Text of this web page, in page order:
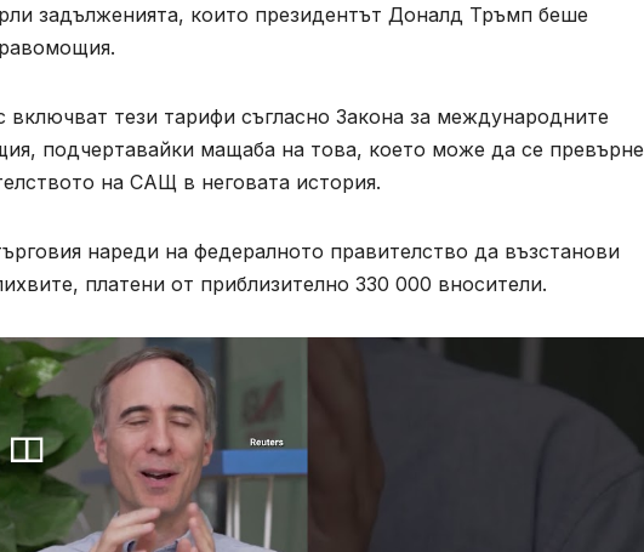
задълженията, които президентът Доналд Тръмп беше
тези тарифи съгласно Закона за международните
подчертавайки мащаба на това, което може да се превърне
на САЩ в неговата история.
нареди на федералното правителство да възстанови
платени от приблизително 330 000 вносители.